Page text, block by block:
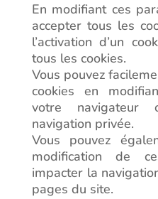
En modifiant ces
accepter tous les
l’activation d’un
tous les cookies.
Vous pouvez
cookies en
votre
navigation privée.
Vous pouvez
modification de
impacter la
pages du site.